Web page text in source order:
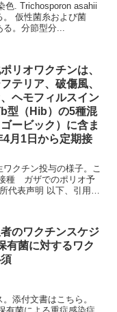
asahii
び菌
る。分節型分...
リオワクチンは、
テリア、破傷風、
ヘモフィルスイン
型（Hib）の5種混
ービック）に含ま
月1日から定期接
クチン投与の様子。こ
下、引用。
のワクチンスケジ
有菌に対するワク
添付文書はこちら。